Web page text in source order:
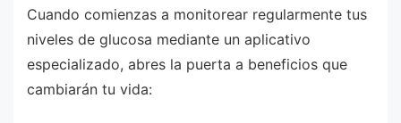
Cuando comienzas a monitorear regularmente tus
niveles de glucosa mediante un aplicativo
especializado, abres la puerta a beneficios que
cambiarán tu vida: